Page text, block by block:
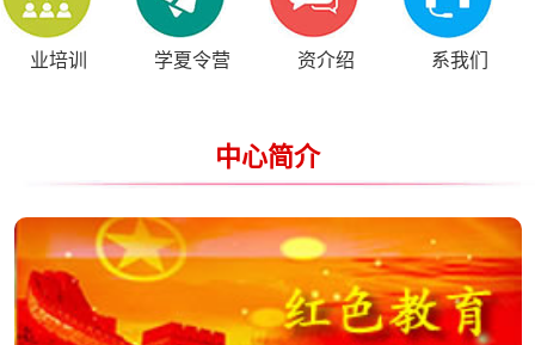
业培训 学夏令营 资介绍 系我们
中心简介